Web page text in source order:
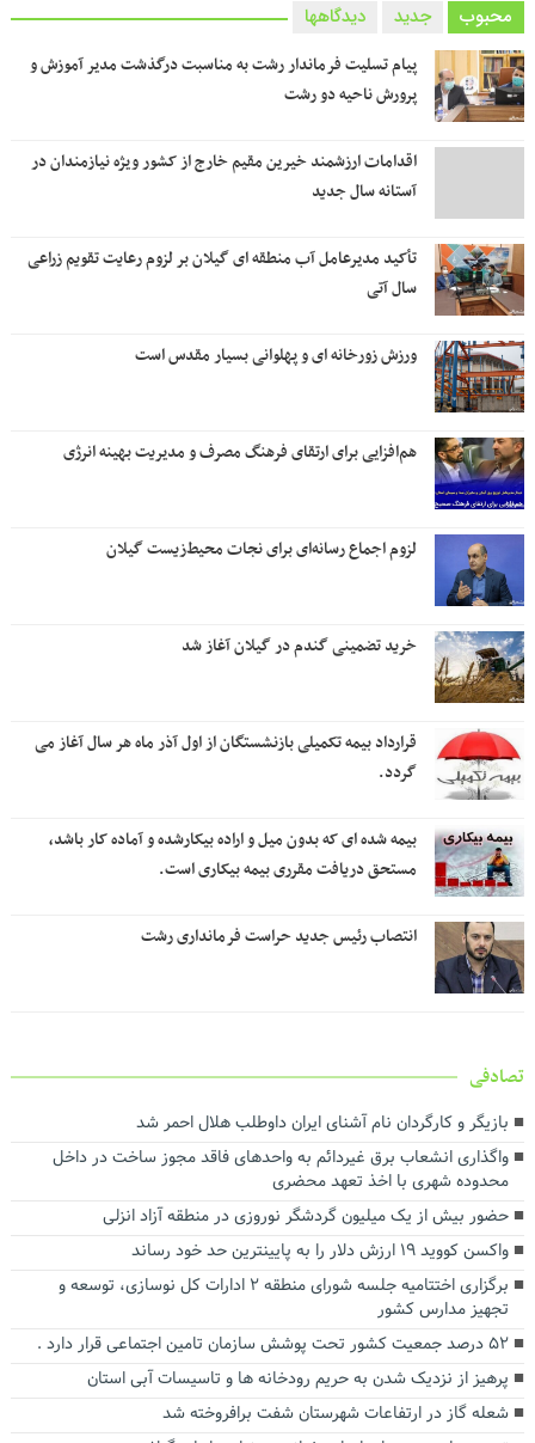
محبوب جدید دیدگاهها
پیام تسلیت فرماندار رشت به مناسبت درگذشت مدیر آموزش و
پرورش ناحیه دو رشت
اقدامات ارزشمند خیرین مقیم خارج از کشور ویژه نیازمندان در
آستانه سال جدید
تأکید مدیرعامل آب منطقه ای گیلان بر لزوم رعایت تقویم زراعی‌
سال آتی
ورزش زورخانه ای و پهلوانی بسیار مقدس است
هم‌افزایی برای ارتقای فرهنگ مصرف و مدیریت بهینه انرژی
لزوم اجماع رسانه‌ای برای نجات محیط‌زیست گیلان
خرید تضمینی گندم در گیلان آغاز شد
قرارداد بیمه تکمیلی بازنشستگان از اول آذر ماه هر سال آغاز می
گردد.
بیمه شده ای که بدون میل و اراده بیکارشده و آماده کار باشد،
مستحق دریافت مقرری بیمه بیکاری است.
انتصاب رئیس جدید حراست فرمانداری رشت
تصادفی
بازیگر و کارگردان نام آشنای ایران داوطلب هلال احمر شد
واگذاری انشعاب برق غیردائم به واحدهای فاقد مجوز ساخت در داخل
محدوده شهری با اخذ تعهد محضری
حضور بیش از یک میلیون گردشگر نوروزی در منطقه آزاد انزلی
واکسن کووید ۱۹ ارزش دلار را به پایینترین حد خود رساند
برگزاری اختتامیه جلسه شورای منطقه‌ ۲ ادارات کل نوسازی، توسعه و
تجهیز مدارس کشور
۵۲ درصد جمعیت کشور تحت پوشش سازمان تامین اجتماعی قرار دارد .
پرهیز از نزدیک شدن به حریم رودخانه ها و تاسیسات آبی استان
شعله گاز در ارتفاعات شهرستان شفت برافروخته شد